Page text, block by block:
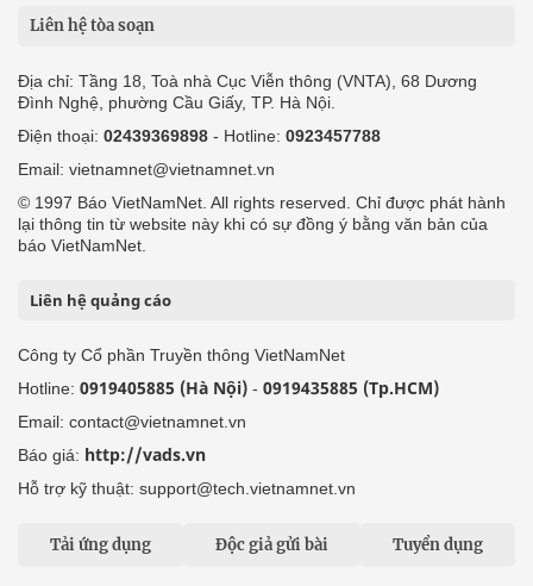
Liên hệ tòa soạn
Địa chỉ: Tầng 18, Toà nhà Cục Viễn thông (VNTA), 68 Dương
Đình Nghệ, phường Cầu Giấy, TP. Hà Nội.
Điện thoại: 02439369898 - Hotline: 0923457788
Email: vietnamnet@vietnamnet.vn
© 1997 Báo VietNamNet. All rights reserved. Chỉ được phát hành
lại thông tin từ website này khi có sự đồng ý bằng văn bản của
báo VietNamNet.
Liên hệ quảng cáo
Công ty Cổ phần Truyền thông VietNamNet
Hotline: 0919405885 (Hà Nội) - 0919435885 (Tp.HCM)
Email: contact@vietnamnet.vn
Báo giá: http://vads.vn
Hỗ trợ kỹ thuật: support@tech.vietnamnet.vn
Tải ứng dụng Độc giả gửi bài Tuyển dụng